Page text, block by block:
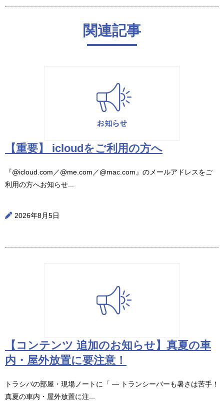
関連記事
【重要】 icloudをご利用の方へ
『@icloud.com／@me.com／@mac.com』のメールアドレスをご
利用の方へお知らせ...
2026年8月5日
【コンテンツ 追加のお知らせ】真夏の車
内・屋外放置に要注意！
トラシバの部屋・現場ノートに「 ― トランシーバーも暑さは苦手！
真夏の車内・屋外放置に注...